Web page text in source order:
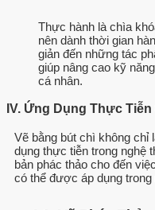
Thực hành là chìa
nên dành thời gian
giản đến những tác
giúp nâng cao kỹ
cá nhân.
IV. Ứng Dụng Thực
Vẽ bằng bút chì không
dụng thực tiễn trong nghệ
bản phác thảo cho đến
có thể được áp dụng